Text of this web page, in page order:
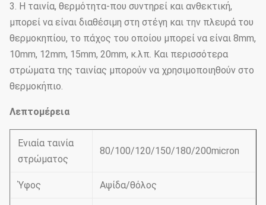
3. Η ταινία, θερμότητα-που συντηρεί και ανθεκτική,
μπορεί να είναι διαθέσιμη στη στέγη και την πλευρά του
θερμοκηπίου, το πάχος του οποίου μπορεί να είναι 8mm,
10mm, 12mm, 15mm, 20mm, κ.λπ. Και περισσότερα
στρώματα της ταινίας μπορούν να χρησιμοποιηθούν στο
θερμοκήπιο.
Λεπτομέρεια
Ενιαία ταινία
στρώματος
80/100/120/150/180/200micron
Ύφος Αψίδα/θόλος